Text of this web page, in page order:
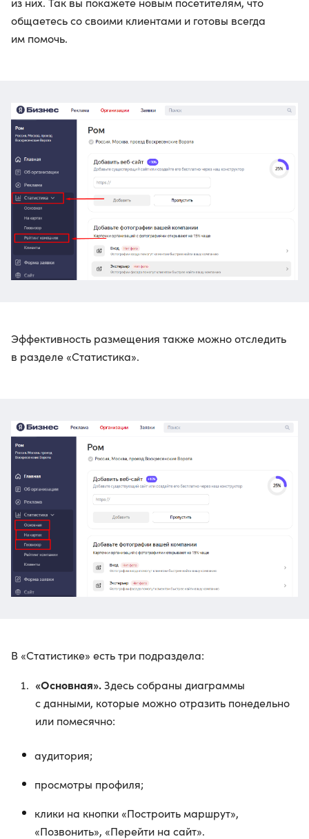
общаетесь со своими клиентами и готовы всегда
им помочь.
Эффективность размещения также можно отследить
в разделе «Статистика».
В «Статистике» есть три подраздела:
«Основная».Здесь собраны диаграммы
с данными, которые можно отразить понедельно
или помесячно:
аудитория;
просмотры профиля;
клики на кнопки «Построить маршрут»,
«Позвонить», «Перейти на сайт».